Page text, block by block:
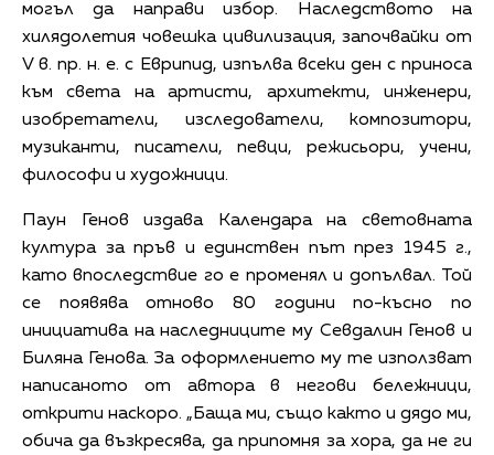
могъл да направи избор. Наследството на
хилядолетия човешка цивилизация, започвайки от
V в. пр. н. е. с Еврипид, изпълва всеки ден с приноса
към света на артисти, архитекти, инженери,
изобретатели, изследователи, композитори,
музиканти, писатели, певци, режисьори, учени,
философи и художници.
Паун Генов издава Календара на световната
култура за пръв и единствен път през 1945 г.,
като впоследствие го е променял и допълвал. Той
се появява отново 80 години по-късно по
инициатива на наследниците му Севдалин Генов и
Биляна Генова. За оформлението му те използват
написаното от автора в негови бележници,
открити наскоро. „Баща ми, също както и дядо ми,
обича да възкресява, да припомня за хора, да не ги